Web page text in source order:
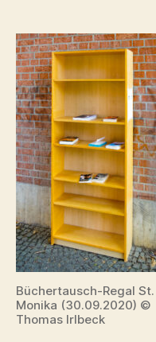
Büchertausch-Regal St.
Monika (30.09.2020) ©
Thomas Irlbeck